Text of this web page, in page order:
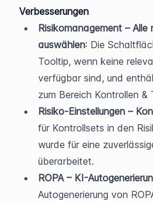
Verbesserungen
Risikomanagement –
auswählen: Die
Tooltip, wenn keine
verfügbar sind, und
zum Bereich Kontrollen
Risiko-Einstellungen –
für Kontrollsets in den
wurde für eine
überarbeitet.
ROPA – KI-
Autogenerierung von